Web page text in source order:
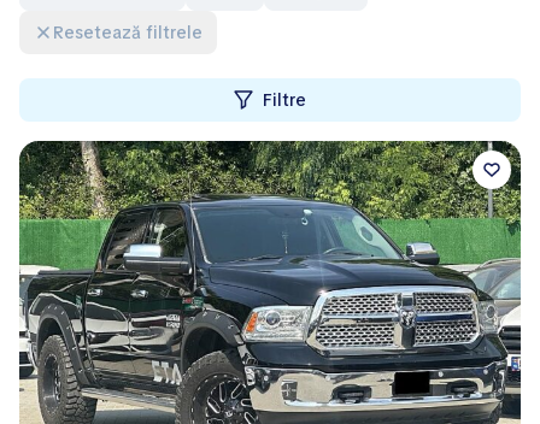
Resetează filtrele
Filtre